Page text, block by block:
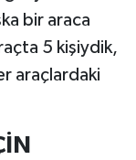
bir araca
5 kişiydik,
araçlardaki